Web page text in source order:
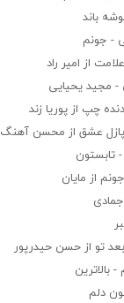
باند
- جونم
از امیر راد
مجید یحیایی
چپ از پوریا زند
پازل عشق از محسن آهنگ
تابستون
از مایان
تو از حسن حیدرپور
بالاترین
دلم